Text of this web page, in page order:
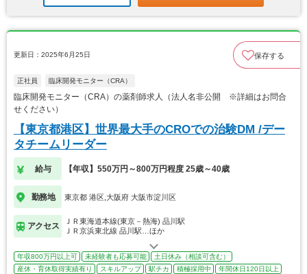
更新日：2025年6月25日 保存する
正社員 臨床開発モニター（CRA）
臨床開発モニター（CRA）の薬剤師求人（法人名非公開 ※詳細はお問合
せください）
【東京都港区】世界最大手のCROでの治験DM /デー
タチームリーダー
給与 【年収】550万円～800万円程度 25歳～40歳
勤務地 東京都 港区,大阪府 大阪市淀川区
アクセス
ＪＲ東海道本線(東京－熱海) 品川駅
ＪＲ京浜東北線 品川駅…ほか
年収800万円以上可 未経験者も応募可能
土日休み（相談可含む）
産休・育休取得実績有り
スキルアップ 駅チカ 積極採用中 年間休日120日以上